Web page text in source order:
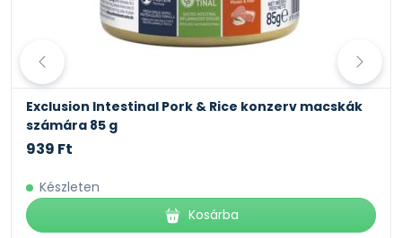
nyershamu 2%, nyersrost 0,8%, nedvesség 81%
Exclusion Intestinal Pork & Rice konzerv macskák
számára 85 g
939 Ft
Készleten
Kosárba